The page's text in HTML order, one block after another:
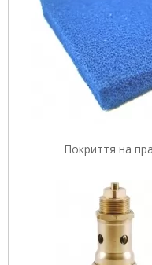
Покриття на